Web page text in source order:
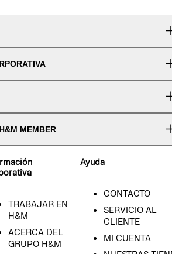
MEMBER
TRABAJAR EN
H&M
ACERCA DEL
GRUPO H&M
Ayuda
CONTACTO
SERVICIO AL
CLIENTE
MI CUENTA